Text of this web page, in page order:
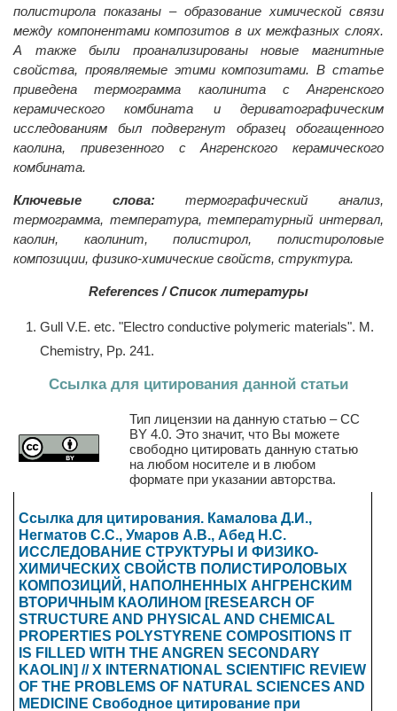
полистирола показаны – образование химической связи
между компонентами композитов в их межфазных слоях.
А также были проанализированы новые магнитные
свойства, проявляемые этими композитами. В статье
приведена термограмма каолинита с Ангренского
керамического комбината и дериватографическим
исследованиям был подвергнут образец обогащенного
каолина, привезенного с Ангренского керамического
комбината.
Ключевые слова:термографический анализ,
термограмма, температура, температурный интервал,
каолин, каолинит, полистирол, полистироловые
композиции, физико-химические свойств, структура.
References / Список литературы
Gull V.E. etc. "Electro conductive polymeric materials". M.
Chemistry, Рp. 241.
Ссылка для цитирования данной статьи
Тип лицензии на данную статью – CC
BY 4.0. Это значит, что Вы можете
свободно цитировать данную статью
на любом носителе и в любом
формате при указании авторства.
Ссылка для цитирования. Камалова Д.И.,
Негматов С.С., Умаров А.В., Абед Н.С.
ИССЛЕДОВАНИЕ СТРУКТУРЫ И ФИЗИКО-
ХИМИЧЕСКИХ СВОЙСТВ ПОЛИСТИРОЛОВЫХ
КОМПОЗИЦИЙ, НАПОЛНЕННЫХ АНГРЕНСКИМ
ВТОРИЧНЫМ КАОЛИНОМ [RESEARCH OF
STRUCTURE AND PHYSICAL AND CHEMICAL
PROPERTIES POLYSTYRENE COMPOSITIONS IT
IS FILLED WITH THE ANGREN SECONDARY
KAOLIN] // X INTERNATIONAL SCIENTIFIC REVIEW
OF THE PROBLEMS OF NATURAL SCIENCES AND
MEDICINE Свободное цитирование при